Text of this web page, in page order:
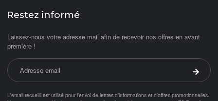
Restez informé
Laissez-nous votre adresse mail afin de recevoir nos offres en avant
première !
Adresse email
Valider
L'email recueilli est utilisé pour l'envoi de lettres d'informations et d'offres promotionnelles.